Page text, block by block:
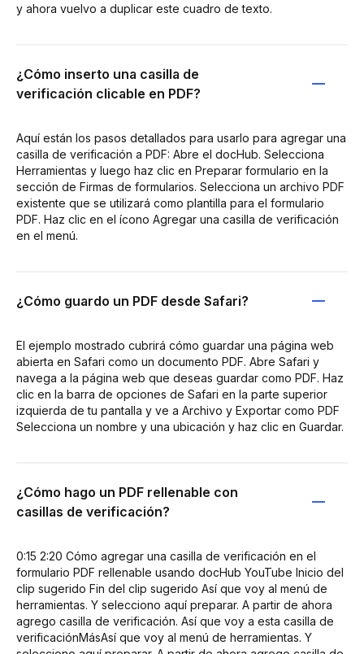
y ahora vuelvo a duplicar este cuadro de texto.
¿Cómo inserto una casilla de
verificación clicable en PDF?
Aquí están los pasos detallados para usarlo para agregar una
casilla de verificación a PDF: Abre el docHub. Selecciona
Herramientas y luego haz clic en Preparar formulario en la
sección de Firmas de formularios. Selecciona un archivo PDF
existente que se utilizará como plantilla para el formulario
PDF. Haz clic en el ícono Agregar una casilla de verificación
en el menú.
¿Cómo guardo un PDF desde Safari?
El ejemplo mostrado cubrirá cómo guardar una página web
abierta en Safari como un documento PDF. Abre Safari y
navega a la página web que deseas guardar como PDF. Haz
clic en la barra de opciones de Safari en la parte superior
izquierda de tu pantalla y ve a Archivo y Exportar como PDF
Selecciona un nombre y una ubicación y haz clic en Guardar.
¿Cómo hago un PDF rellenable con
casillas de verificación?
0:15 2:20 Cómo agregar una casilla de verificación en el
formulario PDF rellenable usando docHub YouTube Inicio del
clip sugerido Fin del clip sugerido Así que voy al menú de
herramientas. Y selecciono aquí preparar. A partir de ahora
agrego casilla de verificación. Así que voy a esta casilla de
verificaciónMásAsí que voy al menú de herramientas. Y